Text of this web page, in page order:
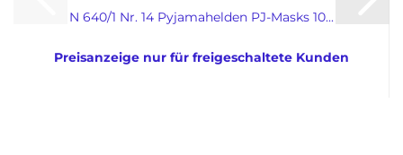
N 640/1 Nr. 14 Pyjamahelden PJ-Masks 10...
Preisanzeige nur für freigeschaltete Kunden